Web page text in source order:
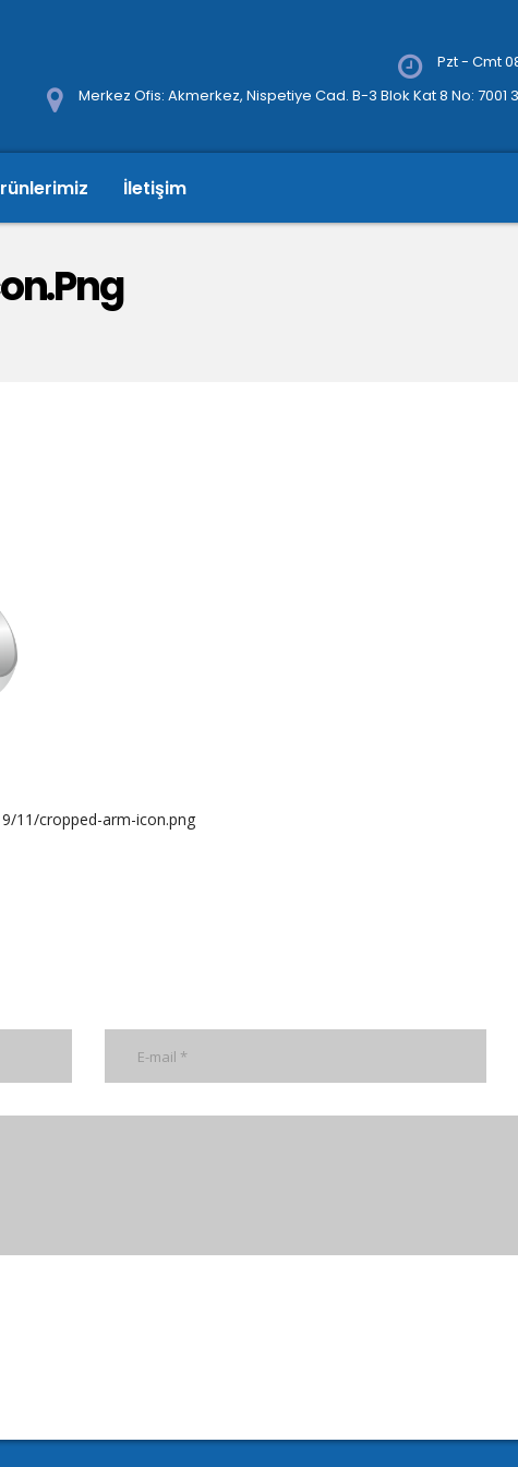
Pzt - Cmt
Merkez Ofis: Akmerkez, Nispetiye Cad. B-3 Blok Kat 8 No: 7001
İletişim
11/cropped-arm-icon.png